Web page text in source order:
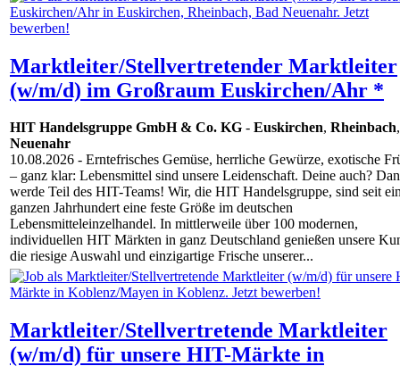
Marktleiter/Stellvertretender Marktleiter
(w/m/d) im Großraum Euskirchen/Ahr *
HIT Handelsgruppe GmbH & Co. KG - Euskirchen, Rheinbach
Neuenahr
10.08.2026 - Erntefrisches Gemüse, herrliche Gewürze, exotische
– ganz klar: Lebensmittel sind unsere Leidenschaft. Deine auch?
werde Teil des HIT-Teams! Wir, die HIT Handelsgruppe, sind seit
ganzen Jahrhundert eine feste Größe im deutschen
Lebensmitteleinzelhandel. In mittlerweile über 100 modernen,
individuellen HIT Märkten in ganz Deutschland genießen unsere
die riesige Auswahl und einzigartige Frische unserer...
Marktleiter/Stellvertretende Marktleiter
(w/m/d) für unsere HIT-Märkte in